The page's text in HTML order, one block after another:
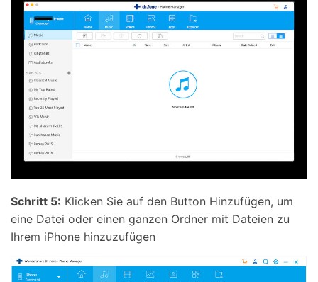
Schritt 5: Klicken Sie auf den Button Hinzufügen, um
eine Datei oder einen ganzen Ordner mit Dateien zu
Ihrem iPhone hinzuzufügen